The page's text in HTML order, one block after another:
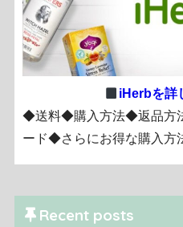
iHerbを詳
◆送料◆購入方法◆返品方
ード◆さらにお得な購入方
Recent posts